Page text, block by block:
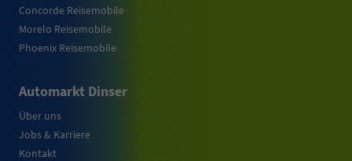
Concorde Reisemobile
Morelo Reisemobile
Phoenix Reisemobile
Automarkt Dinser
Über uns
Jobs & Karriere
Kontakt